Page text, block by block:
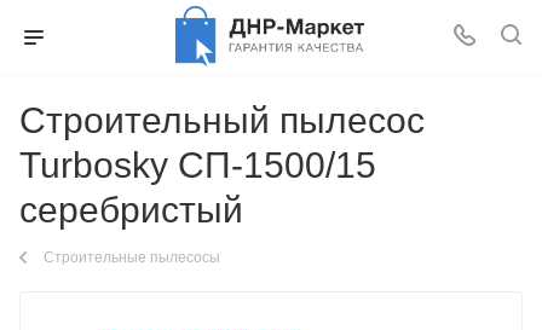
Строительный пылесос
Turbosky СП-1500/15
серебристый
Строительные пылесосы